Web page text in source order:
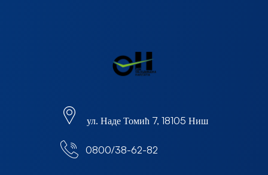
ул. Наде Томић 7, 18105 Ниш
0800/38-62-82